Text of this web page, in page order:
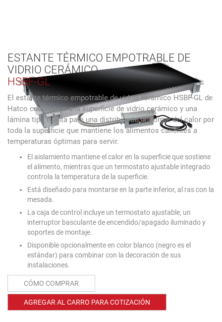
ESTANTE TÉRMICO EMPOTRABLE DE
VIDRIO CERÁMICO
HSBF-GL
El estante térmico empotrable de vidrio cerámico HSBF-GL de
Hatco cuenta con una superficie de vidrio cerámico y una
lámina tipo manta para una distribución uniforme del calor por
toda la superficie que mantiene los alimentos calientes a
temperaturas óptimas para servir.
El aislamiento mantiene el calor en la superficie que sostiene
el alimento, mientras que un termostato ajustable integrado
controla la temperatura de la superficie.
Está diseñado para montarse en la parte inferior, al ras con la
mesada.
La caja de control incluye un termostato ajustable, un
interruptor basculante de encendido/apagado iluminado y
soportes de montaje.
Disponible opcionalmente en color blanco (negro es el
estándar) para combinar con la decoración de sus
instalaciones.
CÓMO COMPRAR
AGREGAR AL CARRO PARA COTIZACIÓN